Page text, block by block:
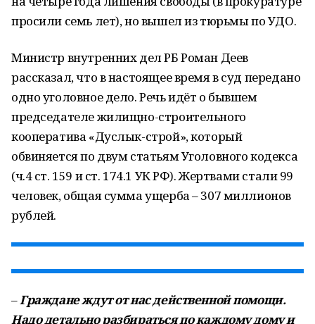
просили семь лет), но вышел из тюрьмы по УДО.
Министр внутренних дел РБ Роман Деев
рассказал, что в настоящее время в суд передано
одно уголовное дело. Речь идёт о бывшем
председателе жилищно-строительного
кооператива «Дуслык-строй», который
обвиняется по двум статьям Уголовного кодекса
(ч.4 ст. 159 и ст. 174.1 УК РФ). Жертвами стали 99
человек, общая сумма ущерба – 307 миллионов
рублей.
–Граждане ждут от нас действенной помощи.
Надо детально разбираться по каждому дому и